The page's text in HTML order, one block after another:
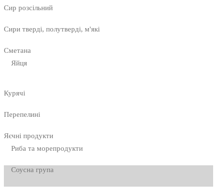
Сир розсільний
Сири тверді, полутверді, м'які
Сметана
Яйця
Курячі
Перепелині
Яєчні продукти
Риба та морепродукти
Соусна група